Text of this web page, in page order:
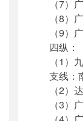
（7）广
（8）广
（9）广
四纵：
（1）九
支线：
（2）达
（3）广